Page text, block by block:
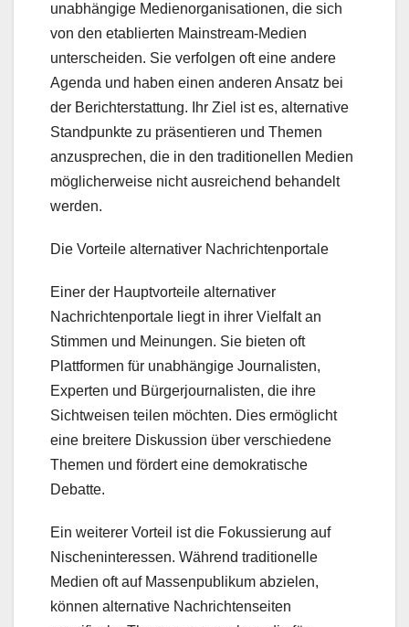
unabhängige Medienorganisationen, die sich
von den etablierten Mainstream-Medien
unterscheiden. Sie verfolgen oft eine andere
Agenda und haben einen anderen Ansatz bei
der Berichterstattung. Ihr Ziel ist es, alternative
Standpunkte zu präsentieren und Themen
anzusprechen, die in den traditionellen Medien
möglicherweise nicht ausreichend behandelt
werden.
Die Vorteile alternativer Nachrichtenportale
Einer der Hauptvorteile alternativer
Nachrichtenportale liegt in ihrer Vielfalt an
Stimmen und Meinungen. Sie bieten oft
Plattformen für unabhängige Journalisten,
Experten und Bürgerjournalisten, die ihre
Sichtweisen teilen möchten. Dies ermöglicht
eine breitere Diskussion über verschiedene
Themen und fördert eine demokratische
Debatte.
Ein weiterer Vorteil ist die Fokussierung auf
Nischeninteressen. Während traditionelle
Medien oft auf Massenpublikum abzielen,
können alternative Nachrichtenseiten